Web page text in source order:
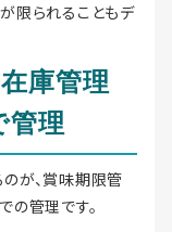
限られることもデ
庫管理
管理
が、賞味期限管
の管理です。